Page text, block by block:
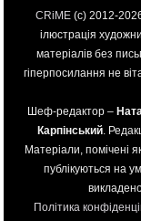
CRiME (c) 2012-
ілюстрація
матеріалів без
гіперпосилання не
Шеф-редактор –
Карпінський.
Матеріали, помічені
публікуються на
Політика